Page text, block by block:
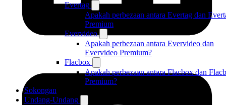
Evertag
Apakah perbezaan antara Evertag dan
Premium
Evervideo
Apakah perbezaan antara Evervideo dan
Evervideo Premium?
Flacbox
Apakah perbezaan antara Flacbox dan
Premium?
Sokongan
Undang-Undang